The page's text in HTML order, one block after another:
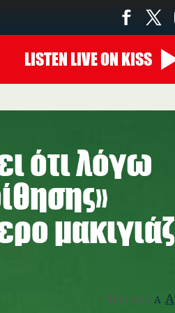
14:00 - 00:00
LISTEN LIVEON KISS
ότι λόγω
μακιγιάζ
Text Size: A A